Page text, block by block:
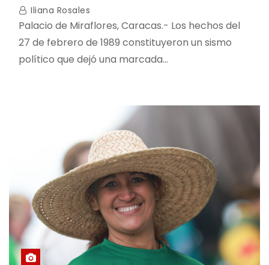
Iliana Rosales
Palacio de Miraflores, Caracas.- Los hechos del
27 de febrero de 1989 constituyeron un sismo
político que dejó una marcada…